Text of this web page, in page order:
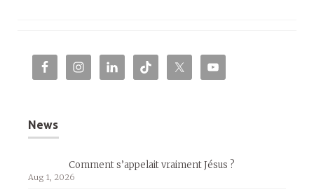
News
Comment s’appelait vraiment Jésus ?
Aug 1, 2026